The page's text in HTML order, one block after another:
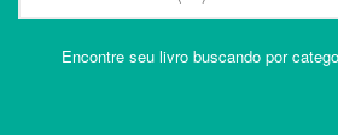
Encontre seu livro buscando por